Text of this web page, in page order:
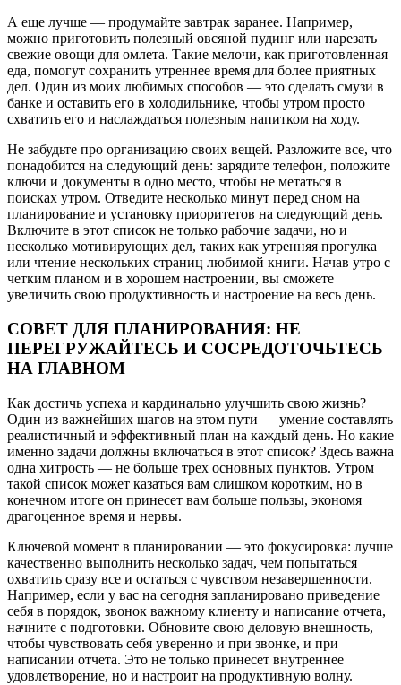
А еще лучше — продумайте завтрак заранее. Например,
можно приготовить полезный овсяной пудинг или нарезать
свежие овощи для омлета. Такие мелочи, как приготовленная
еда, помогут сохранить утреннее время для более приятных
дел. Один из моих любимых способов — это сделать смузи в
банке и оставить его в холодильнике, чтобы утром просто
схватить его и наслаждаться полезным напитком на ходу.
Не забудьте про организацию своих вещей. Разложите все, что
понадобится на следующий день: зарядите телефон, положите
ключи и документы в одно место, чтобы не метаться в
поисках утром. Отведите несколько минут перед сном на
планирование и установку приоритетов на следующий день.
Включите в этот список не только рабочие задачи, но и
несколько мотивирующих дел, таких как утренняя прогулка
или чтение нескольких страниц любимой книги. Начав утро с
четким планом и в хорошем настроении, вы сможете
увеличить свою продуктивность и настроение на весь день.
СОВЕТ ДЛЯ ПЛАНИРОВАНИЯ: НЕ
ПЕРЕГРУЖАЙТЕСЬ И СОСРЕДОТОЧЬТЕСЬ
НА ГЛАВНОМ
Как достичь успеха и кардинально улучшить свою жизнь?
Один из важнейших шагов на этом пути — умение составлять
реалистичный и эффективный план на каждый день. Но какие
именно задачи должны включаться в этот список? Здесь важна
одна хитрость — не больше трех основных пунктов. Утром
такой список может казаться вам слишком коротким, но в
конечном итоге он принесет вам больше пользы, экономя
драгоценное время и нервы.
Ключевой момент в планировании — это фокусировка: лучше
качественно выполнить несколько задач, чем попытаться
охватить сразу все и остаться с чувством незавершенности.
Например, если у вас на сегодня запланировано приведение
себя в порядок, звонок важному клиенту и написание отчета,
начните с подготовки. Обновите свою деловую внешность,
чтобы чувствовать себя уверенно и при звонке, и при
написании отчета. Это не только принесет внутреннее
удовлетворение, но и настроит на продуктивную волну.